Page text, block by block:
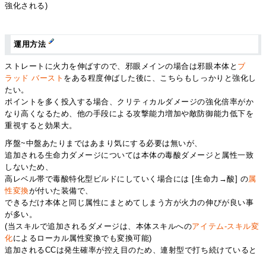
強化される)
運用方法
ストレートに火力を伸ばすので、邪眼メインの場合は邪眼本体と ブ
ラッド バースト をある程度伸ばした後に、こちらもしっかりと強化し
たい。
ポイントを多く投入する場合、クリティカルダメージの強化倍率がか
なり高くなるため、他の手段による攻撃能力増加や敵防御能力低下を
重視すると効果大。
序盤~中盤あたりまではあまり気にする必要は無いが、
追加される生命力ダメージについては本体の毒酸ダメージと属性一致
しないため、
高レベル帯で毒酸特化型ビルドにしていく場合には [生命力→酸] の属
性変換が付いた装備で、
できるだけ本体と同じ属性にまとめてしまう方が火力の伸びが良い事
が多い。
(当スキルで追加されるダメージは、本体スキルへのアイテム-スキル変
化によるローカル属性変換でも変換可能)
追加されるCCは発生確率が控え目のため、連射型で打ち続けていると